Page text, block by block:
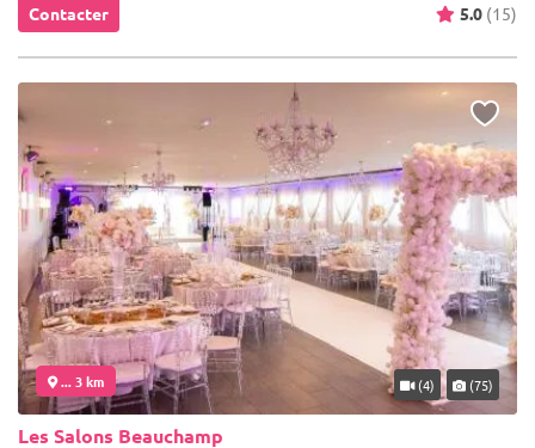
Contacter 5.0 (15)
... 3 km (4) (75)
Les Salons Beauchamp